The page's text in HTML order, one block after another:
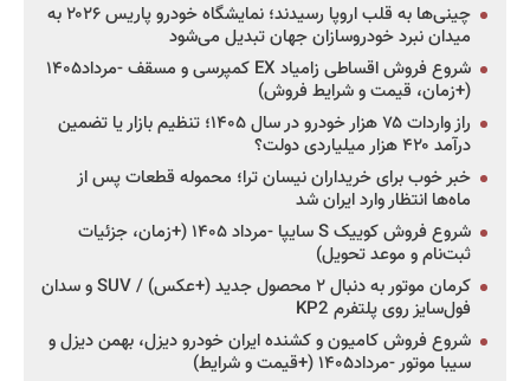
چینی‌ها به قلب اروپا رسیدند؛ نمایشگاه خودرو پاریس ۲۰۲۶ به
میدان نبرد خودروسازان جهان تبدیل می‌شود
شروع فروش اقساطی زامیاد EX کمپرسی و مسقف -مرداد۱۴۰۵
(+زمان، قیمت و شرایط فروش)
راز واردات ۷۵ هزار خودرو در سال ۱۴۰۵؛ تنظیم بازار یا تضمین
درآمد ۴۲۰ هزار میلیاردی دولت؟
خبر خوب برای خریداران نیسان ترا؛ محموله قطعات پس از
ماه‌ها انتظار وارد ایران شد
شروع فروش کوییک S سایپا -مرداد ۱۴۰۵ (+زمان، جزئیات
ثبت‌نام و موعد تحویل)
کرمان موتور به دنبال ۲ محصول جدید (+عکس) / SUV و سدان
فول‌سایز روی پلتفرم KP2
شروع فروش کامیون و کشنده ایران خودرو دیزل، بهمن دیزل و
سیبا موتور -مرداد۱۴۰۵ (+قیمت و شرایط)